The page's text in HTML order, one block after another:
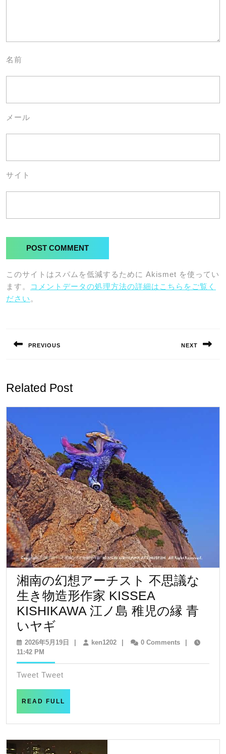
名前
メール
サイト
このサイトはスパムを低減するために Akismet を使ってい
ます。
コメントデータの処理方法の詳細はこちらをご覧く
ださい 。
ナ
ゲ
ー
シ
ョ
ン
PREVIOUS NEXT
Related Post
湘南の幻想アーチスト 不思議な
生き物造形作家 KISSEA
KISHIKAWA 江ノ島 稚児の縁 青
いヤギ
南
幻
想
ア
ー
2026年5月19日 2026
日
| ken1202ken1202
| 0 Comments
|
11:42 PM
Tweet Tweet
READ FULL